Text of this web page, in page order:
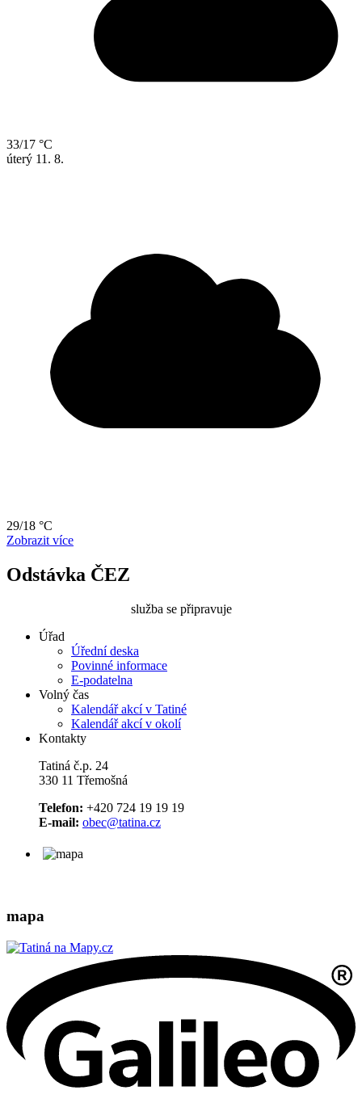
33/17 °C
úterý 11. 8.
29/18 °C
Zobrazit více
Odstávka ČEZ
služba se připravuje
Úřad
Úřední deska
Povinné informace
E-podatelna
Volný čas
Kalendář akcí v Tatiné
Kalendář akcí v okolí
Kontakty
Tatiná č.p. 24
330 11 Třemošná
Telefon: +420 724 19 19 19
E-mail: obec@tatina.cz
mapa